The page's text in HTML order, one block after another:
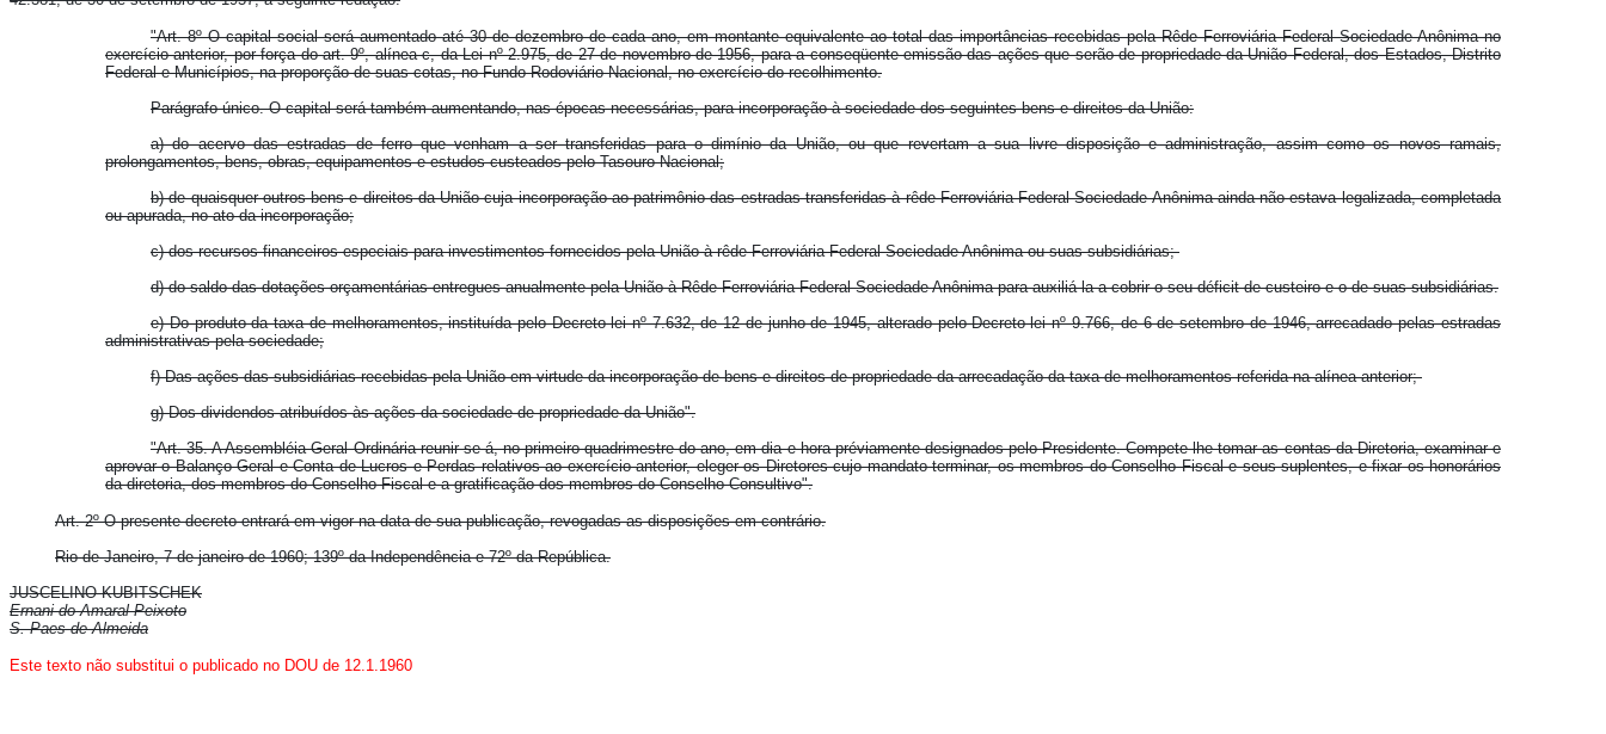
"Art. 8º O capital social será aumentado até 30 de dezembro de cada ano, em montante equivalente ao total das importâncias recebidas pela Rêde Ferroviária Federal Sociedade Anônima no
exercício anterior, por força do art. 9º, alínea c, da Lei nº 2.975, de 27 de novembro de 1956, para a conseqüente emissão das ações que serão de propriedade da União Federal, dos Estados, Distrito
Federal e Municípios, na proporção de suas cotas, no Fundo Rodoviário Nacional, no exercício do recolhimento.
Parágrafo único. O capital será também aumentando, nas épocas necessárias, para incorporação à sociedade dos seguintes bens e direitos da União:
a) do acervo das estradas de ferro que venham a ser transferidas para o dimínio da União, ou que revertam a sua livre disposição e administração, assim como os novos ramais,
prolongamentos, bens, obras, equipamentos e estudos custeados pelo Tasouro Nacional;
b) de quaisquer outros bens e direitos da União cuja incorporação ao patrimônio das estradas transferidas à rêde Ferroviária Federal Sociedade Anônima ainda não estava legalizada, completada
ou apurada, no ato da incorporação;
c) dos recursos financeiros especiais para investimentos fornecidos pela União à rêde Ferroviária Federal Sociedade Anônima ou suas subsidiárias;
d) do saldo das dotações orçamentárias entregues anualmente pela União à Rêde Ferroviária Federal Sociedade Anônima para auxiliá-la a cobrir o seu déficit de custeiro e o de suas subsidiárias.
e) Do produto da taxa de melhoramentos, instituída pelo Decreto-lei nº 7.632, de 12 de junho de 1945, alterado pelo Decreto-lei nº 9.766, de 6 de setembro de 1946, arrecadado pelas estradas
administrativas pela sociedade;
f) Das ações das subsidiárias recebidas pela União em virtude da incorporação de bens e direitos de propriedade da arrecadação da taxa de melhoramentos referida na alínea anterior;
g) Dos dividendos atribuídos às ações da sociedade de propriedade da União".
"Art. 35. A Assembléia Geral Ordinária reunir-se-á, no primeiro quadrimestre do ano, em dia e hora préviamente designados pelo Presidente. Compete-lhe tomar as contas da Diretoria, examinar e
aprovar o Balanço Geral e Conta de Lucros e Perdas relativos ao exercício anterior, eleger os Diretores cujo mandato terminar, os membros do Conselho Fiscal e seus suplentes, e fixar os honorários
da diretoria, dos membros do Conselho Fiscal e a gratificação dos membros do Conselho Consultivo".
Art. 2º O presente decreto entrará em vigor na data de sua publicação, revogadas as disposições em contrário.
Rio de Janeiro, 7 de janeiro de 1960; 139º da Independência e 72º da República.
JUSCELINO KUBITSCHEK
Ernani do Amaral Peixoto
S. Paes de Almeida
Este texto não substitui o publicado no DOU de 12.1.1960